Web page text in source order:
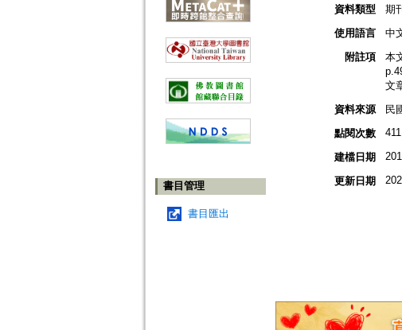
書目管理
書目匯出
資料類型
期
使用語言
中
附註項
本
文
資料來源
民
點閱次數
411
建檔日期
更新日期